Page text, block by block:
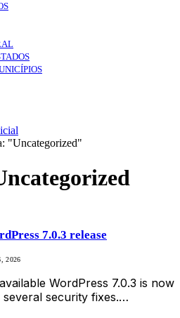
"Uncategorized"
7.0.3 release
2026
WordPress 7.0.3 is now
security fixes.…